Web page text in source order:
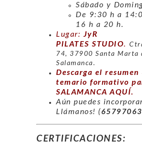
Sábado y
De 9:30 h a
16 h a 20 h.
Lugar: JyR
PILATES STUDIO.
74, 37900 Santa Marta
Salamanca.
Descarga el resumen
temario formativo
SALAMANCA AQUÍ.
Aún puedes
Llámanos! (
CERTIFICACIONES: